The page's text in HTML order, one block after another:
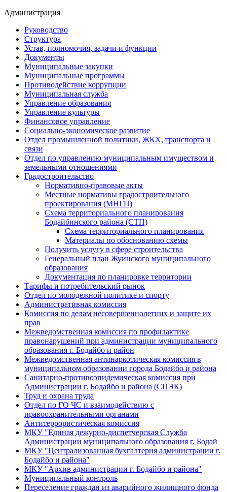
Администрация
Руководство
Структура
Устав, полномочия, задачи и функции
Документы
Муниципальные закупки
Муниципальные программы
Противодействие коррупции
Муниципальная служба
Управление образования
Управление культуры
Финансовое управление
Социально-экономическое развитие
Отдел промышленной политики, ЖКХ, транспорта и
связи
Отдел по управлению муниципальным имуществом и
земельными отношениями
Градостроительство
Нормативно-правовые акты
Местные нормативы градостроительного
проектирования (МНГП)
Схема территориального планирования
Бодайбинского района (СТП)
Схема территориального планирования
Материалы по обоснованию схемы
Получить услугу в сфере строительства
Генеральный план Жуинского муниципального
образования
Документация по планировке территории
Тарифы и потребительский рынок
Отдел по молодежной политике и спорту
Административная комиссия
Комиссия по делам несовершеннолетних и защите их
прав
Межведомственная комиссия по профилактике
правонарушений при администрации муниципального
образования г. Бодайбо и район
Межведомственная антинаркотическая комиссия в
муниципальном образовании города Бодайбо и района
Санитарно-противоэпидемическая комиссия при
Администрации г. Бодайбо и района (СПЭК)
Труд и охрана труда
Отдел по ГО ЧС и взаимодействию с
правоохранительными органами
Антитеррористическая комиссия
МКУ "Единая дежурно-диспетчерская Служба
Администрации муниципального образования г. Бодай
МКУ "Централизованная бухгалтерия администрации г.
Бодайбо и района"
МКУ "Архив администрации г. Бодайбо и района"
Муниципальный контроль
Переселение граждан из аварийного жилищного фонда